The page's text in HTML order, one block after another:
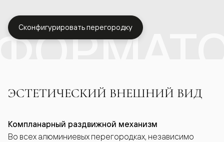
Сконфигурировать перегородку
ЭСТЕТИЧЕСКИЙ ВНЕШНИЙ ВИД
Компланарный раздвижной механизм
Во всех алюминиевых перегородках, независимо